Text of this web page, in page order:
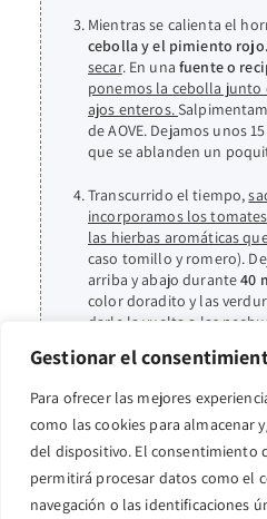
Gestionar el
Para ofrecer las mejores
como las cookies para almacenar
del dispositivo. El consentimiento
permitirá procesar datos como el
navegación o las identificaciones
Mientras se calienta el
cebolla y el pimiento rojo.
secar. En una fuente o
ponemos la cebolla
ajos enteros.
de AOVE. Dejamos unos
que se ablanden un
Transcurrido el tiempo,
incorporamos los
las hierbas aromáticas
caso tomillo y romero).
arriba y abajo durante40
color doradito y las
darle la vuelta a las
También